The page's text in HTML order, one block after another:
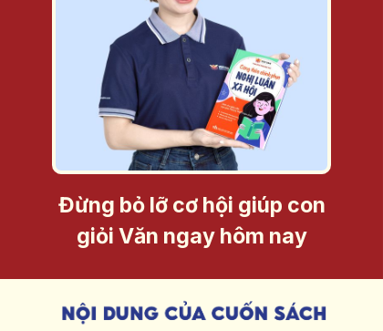
Đừng bỏ lỡ cơ hội giúp con
giỏi Văn ngay hôm nay